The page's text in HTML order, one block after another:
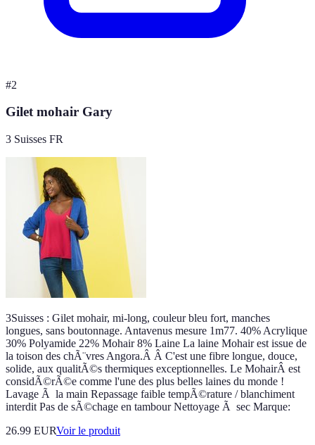
#2
Gilet mohair Gary
3 Suisses FR
3Suisses : Gilet mohair, mi-long, couleur bleu fort, manches
longues, sans boutonnage. Antavenus mesure 1m77. 40% Acrylique
30% Polyamide 22% Mohair 8% Laine La laine Mohair est issue de
la toison des chÃ¨vres Angora.Â Â C'est une fibre longue, douce,
solide, aux qualitÃ©s thermiques exceptionnelles. Le MohairÂ est
considÃ©rÃ©e comme l'une des plus belles laines du monde !
Lavage Ã la main Repassage faible tempÃ©rature / blanchiment
interdit Pas de sÃ©chage en tambour Nettoyage Ã sec Marque:
26.99 EURVoir le produit